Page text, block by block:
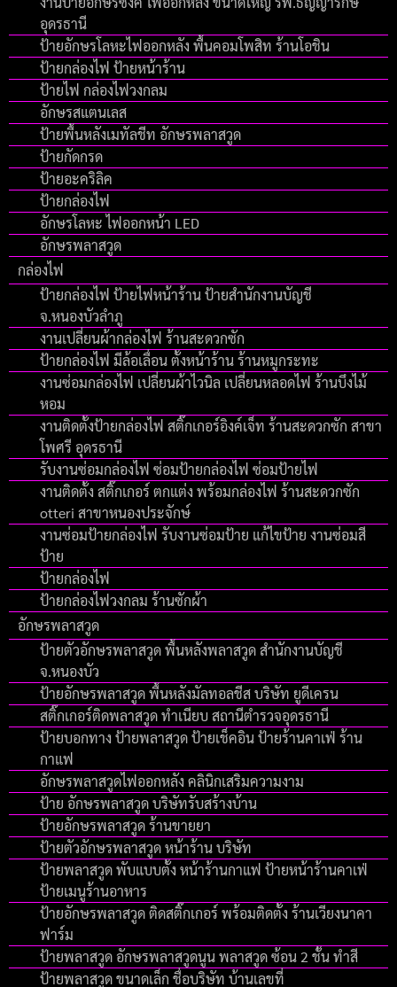
อุดรธานี
ป้ายอักษรโลหะไฟออกหลัง พื้นคอมโพสิท ร้านโอชิน
ป้ายกล่องไฟ ป้ายหน้าร้าน
ป้ายไฟ กล่องไฟวงกลม
อักษรสแตนเลส
ป้ายพื้นหลังเมทัลชีท อักษรพลาสวูด
ป้ายกัดกรด
ป้ายอะคริลิค
ป้ายกล่องไฟ
อักษรโลหะ ไฟออกหน้า LED
อักษรพลาสวูด
กล่องไฟ
ป้ายกล่องไฟ ป้ายไฟหน้าร้าน ป้ายสำนักงานบัญชี
จ.หนองบัวลำภู
งานเปลี่ยนผ้ากล่องไฟ ร้านสะดวกซัก
ป้ายกล่องไฟ มีล้อเลื่อน ตั้งหน้าร้าน ร้านหมูกระทะ
งานซ่อมกล่องไฟ เปลี่ยนผ้าไวนิล เปลี่ยนหลอดไฟ ร้านบึงไม้
หอม
งานติดตั้งป้ายกล่องไฟ สติ๊กเกอร์อิงค์เจ็ท ร้านสะดวกซัก สาขา
โพศรี อุดรธานี
รับงานซ่อมกล่องไฟ ซ่อมป้ายกล่องไฟ ซ่อมป้ายไฟ
งานติดตั้ง สติ๊กเกอร์ ตกแต่ง พร้อมกล่องไฟ ร้านสะดวกซัก
otteri สาขาหนองประจักษ์
งานซ่อมป้ายกล่องไฟ รับงานซ่อมป้าย แก้ไขป้าย งานซ่อมสี
ป้าย
ป้ายกล่องไฟ
ป้ายกล่องไฟวงกลม ร้านซักผ้า
อักษรพลาสวูด
ป้ายตัวอักษรพลาสวูด พื้นหลังพลาสวูด สำนักงานบัญชี
จ.หนองบัว
ป้ายอักษรพลาสวูด พื้นหลังมัลทอลชีส บริษัท ยูดีเครน
สติ๊กเกอร์ติดพลาสวูด ทำเนียบ สถานีตำรวจอุดรธานี
ป้ายบอกทาง ป้ายพลาสวูด ป้ายเช็คอิน ป้ายร้านคาเฟ่ ร้าน
กาแฟ
อักษรพลาสวูดไฟออกหลัง คลินิกเสริมความงาม
ป้าย อักษรพลาสวูด บริษัทรับสร้างบ้าน
ป้ายอักษรพลาสวูด ร้านขายยา
ป้ายตัวอักษรพลาสวูด หน้าร้าน บริษัท
ป้ายพลาสวูด พับแบบตั้ง หน้าร้านกาแฟ ป้ายหน้าร้านคาเฟ่
ป้ายเมนูร้านอาหาร
ป้ายอักษรพลาสวูด ติดสติ๊กเกอร์ พร้อมติดตั้ง ร้านเวียงนาคา
ฟาร์ม
ป้ายพลาสวูด อักษรพลาสวูดนูน พลาสวูด ซ้อน 2 ชั้น ทำสี
ป้ายพลาสวูด ขนาดเล็ก ชื่อบริษัท บ้านเลขที่